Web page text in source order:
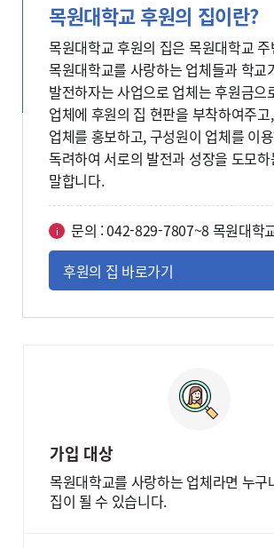
목원대학교 후원의 집이란?
목원대학교 후원의 집은 목원대학교
목원대학교를 사랑하는 업체들과 학교
발전하자는 사업으로 업체는 후원금으
업체에 후원의 집 현판을 부착하여주
업체를 홍보하고, 구성원이 업체를 이
독려하여 서로의 발전과 성장을 도모
말합니다.
문의 : 042-829-7807~8 목원대학
후원의 집 바로가기
가입 대상
목원대학교를 사랑하는 업체라면 누구
집이 될 수 있습니다.